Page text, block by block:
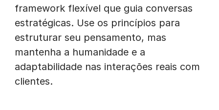
framework flexível que guia conversas
estratégicas. Use os princípios para
estruturar seu pensamento, mas
mantenha a humanidade e a
adaptabilidade nas interações reais com
clientes.